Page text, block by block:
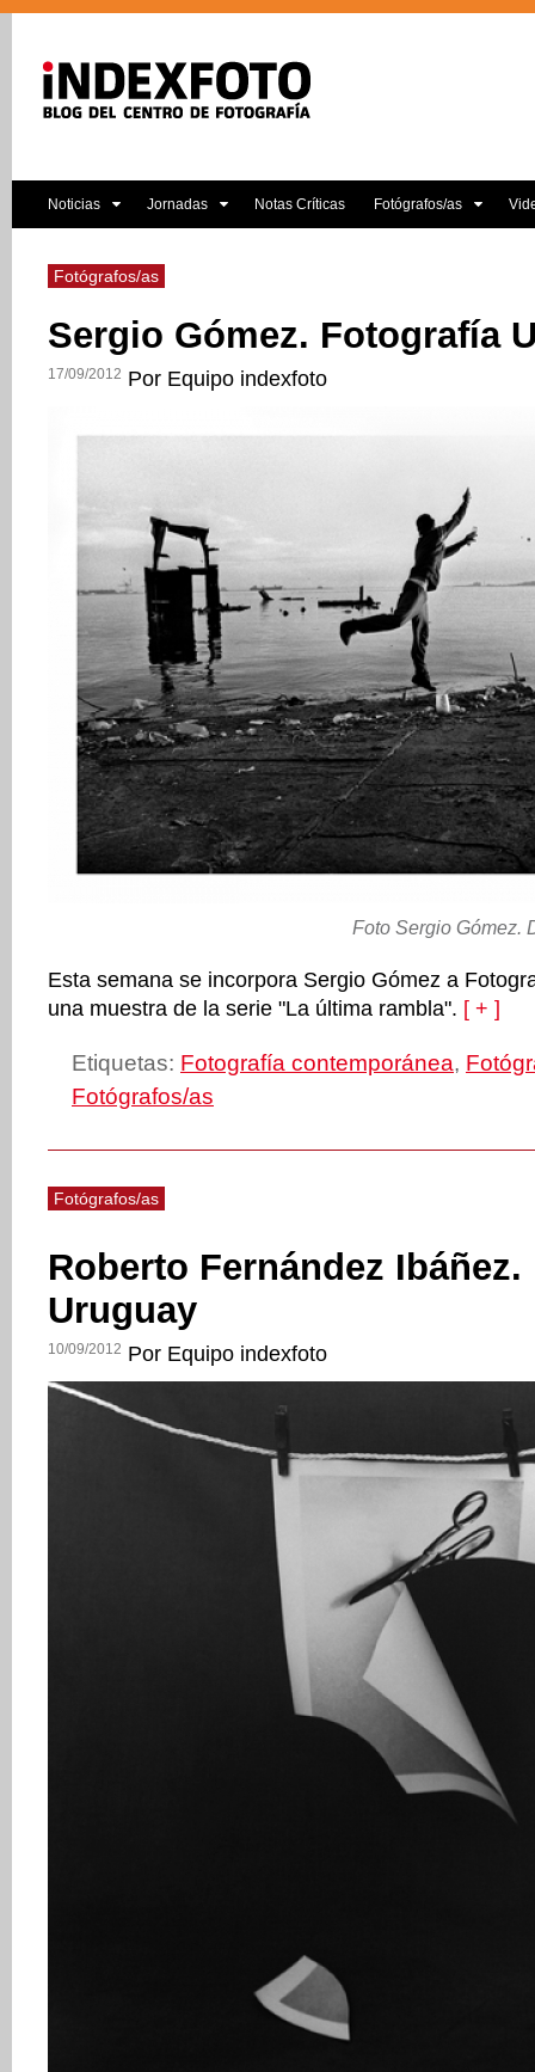
Noticias Jornadas Notas Críticas Fotógrafos/as
Fotógrafos/as
Sergio Gómez. Fotografía
17/09/2012 Por Equipo indexfoto
Foto Sergio Gómez.
Esta semana se incorpora Sergio Gómez a
una muestra de la serie "La última rambla". [ + ]
Etiquetas: Fotografía contemporánea,
Fotógrafos/as
Fotógrafos/as
Roberto Fernández
Uruguay
10/09/2012 Por Equipo indexfoto